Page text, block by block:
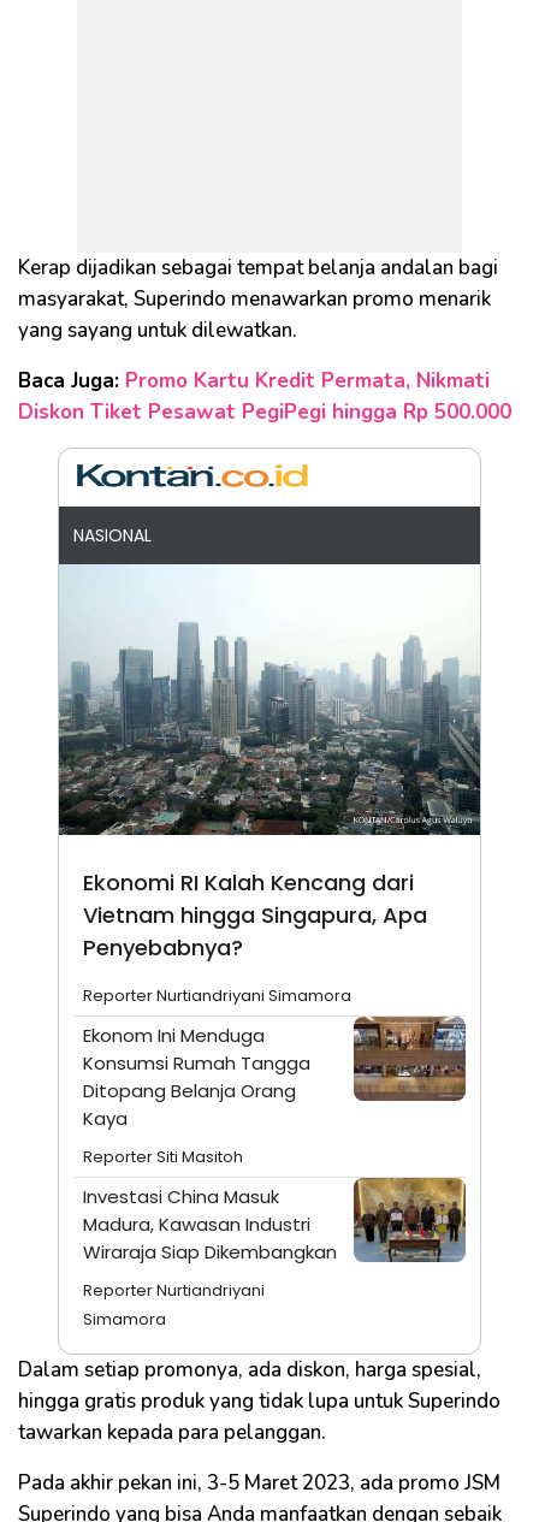
Kerap dijadikan sebagai tempat belanja andalan bagi
masyarakat, Superindo menawarkan promo menarik
yang sayang untuk dilewatkan.
Baca Juga: Promo Kartu Kredit Permata, Nikmati
Diskon Tiket Pesawat PegiPegi hingga Rp 500.000
NASIONAL
Ekonomi RI Kalah Kencang dari
Vietnam hingga Singapura, Apa
Penyebabnya?
Reporter Nurtiandriyani Simamora
Ekonom Ini Menduga
Konsumsi Rumah Tangga
Ditopang Belanja Orang
Kaya
Reporter Siti Masitoh
Investasi China Masuk
Madura, Kawasan Industri
Wiraraja Siap Dikembangkan
Reporter Nurtiandriyani
Simamora
Dalam setiap promonya, ada diskon, harga spesial,
hingga gratis produk yang tidak lupa untuk Superindo
tawarkan kepada para pelanggan.
Pada akhir pekan ini, 3-5 Maret 2023, ada promo JSM
Superindo yang bisa Anda manfaatkan dengan sebaik